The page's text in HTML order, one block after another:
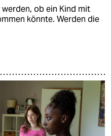
ob ein Kind mit
könnte. Werden die